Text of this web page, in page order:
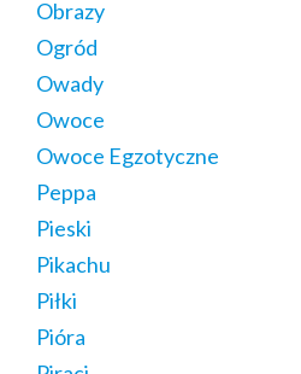
Obrazy
Ogród
Owady
Owoce
Owoce Egzotyczne
Peppa
Pieski
Pikachu
Piłki
Pióra